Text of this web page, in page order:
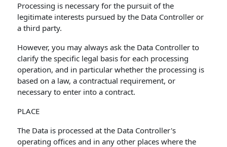
Processing is necessary for the pursuit of the
legitimate interests pursued by the Data Controller or
a third party.
However, you may always ask the Data Controller to
clarify the specific legal basis for each processing
operation, and in particular whether the processing is
based on a law, a contractual requirement, or
necessary to enter into a contract.
PLACE
The Data is processed at the Data Controller's
operating offices and in any other places where the